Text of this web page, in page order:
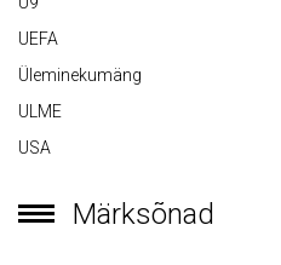
UEFA
Üleminekumäng
ULME
USA
Märksõnad